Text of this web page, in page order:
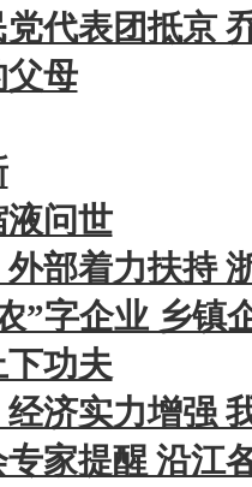
代表团抵京
母
问世
部着力扶持
”字企业 乡镇
功夫
济实力增强
家提醒 沿江